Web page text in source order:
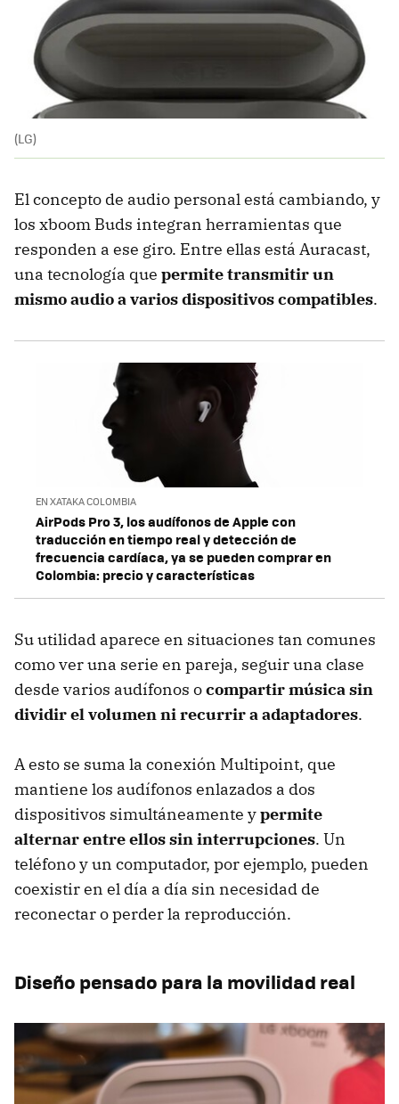
(LG)
El concepto de audio personal está cambiando, y
los xboom Buds integran herramientas que
responden a ese giro. Entre ellas está Auracast,
una tecnología que permite transmitir un
mismo audio a varios dispositivos compatibles.
EN XATAKA COLOMBIA
AirPods Pro 3, los audífonos de Apple con
traducción en tiempo real y detección de
frecuencia cardíaca, ya se pueden comprar en
Colombia: precio y características
Su utilidad aparece en situaciones tan comunes
como ver una serie en pareja, seguir una clase
desde varios audífonos ocompartir música sin
dividir el volumen ni recurrir a adaptadores.
A esto se suma la conexión Multipoint, que
mantiene los audífonos enlazados a dos
dispositivos simultáneamente ypermite
alternar entre ellos sin interrupciones. Un
teléfono y un computador, por ejemplo, pueden
coexistir en el día a día sin necesidad de
reconectar o perder la reproducción.
Diseño pensado para la movilidad real